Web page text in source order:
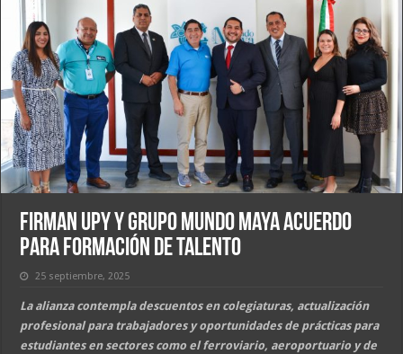
Firman UPY y Grupo Mundo Maya acuerdo
para formación de talento
25 septiembre, 2025
La alianza contempla descuentos en colegiaturas, actualización
profesional para trabajadores y oportunidades de prácticas para
estudiantes en sectores como el ferroviario, aeroportuario y de